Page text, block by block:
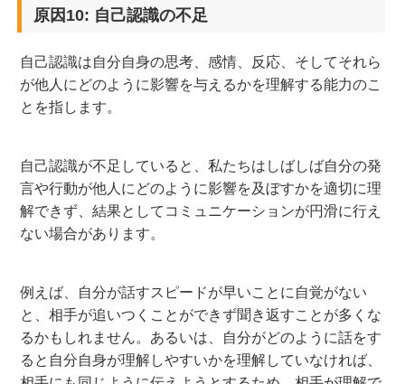
原因10: 自己認識の不足
自己認識は自分自身の思考、感情、反応、そしてそれら
が他人にどのように影響を与えるかを理解する能力のこ
とを指します。
自己認識が不足していると、私たちはしばしば自分の発
言や行動が他人にどのように影響を及ぼすかを適切に理
解できず、結果としてコミュニケーションが円滑に行え
ない場合があります。
例えば、自分が話すスピードが早いことに自覚がない
と、相手が追いつくことができず聞き返すことが多くな
るかもしれません。あるいは、自分がどのように話をす
ると自分自身が理解しやすいかを理解していなければ、